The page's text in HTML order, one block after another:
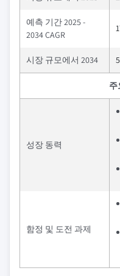
예측 기간 2025 -
2034 CAGR
시장 규모에서 2034
주
성장 동력
함정 및 도전 과제